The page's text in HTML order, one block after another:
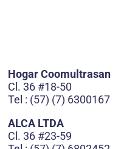
Hogar Coomultrasan
Cl. 36 #18-50
Tel : (57) (7) 6300167
ALCA LTDA
Cl. 36 #23-59